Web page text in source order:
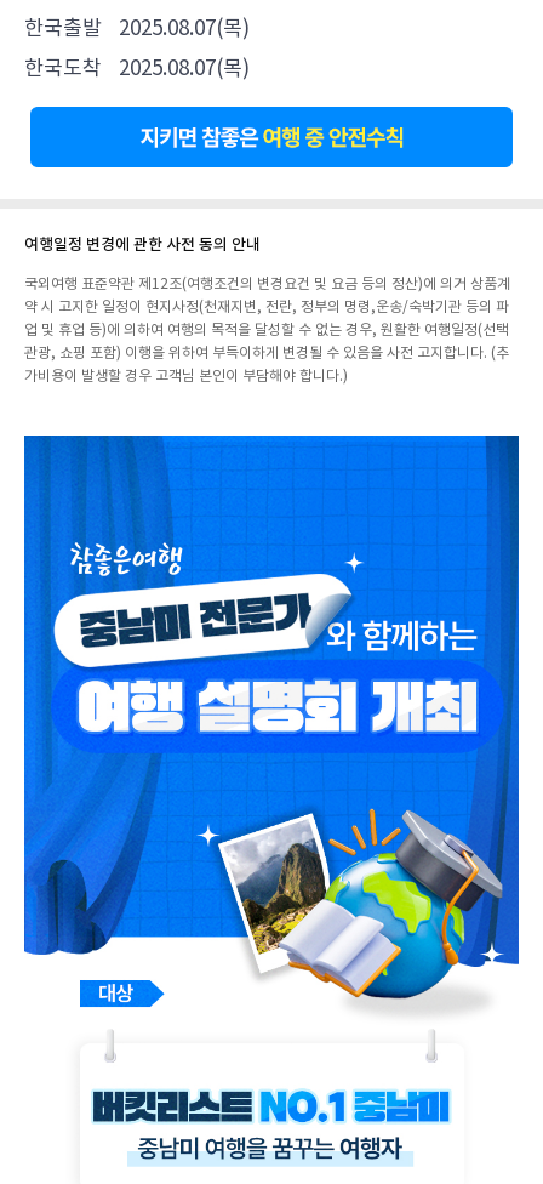
한국출발
2025.08.07(목)
한국도착
2025.08.07(목)
여행일정 변경에 관한 사전 동의 안내
국외여행 표준약관 제12조(여행조건의 변경요건 및 요금 등의 정산)에 의거 상품계
약 시 고지한 일정이 현지사정(천재지변, 전란, 정부의 명령,운송/숙박기관 등의 파
업 및 휴업 등)에 의하여 여행의 목적을 달성할 수 없는 경우, 원활한 여행일정(선택
관광, 쇼핑 포함) 이행을 위하여 부득이하게 변경될 수 있음을 사전 고지합니다. (추
가비용이 발생할 경우 고객님 본인이 부담해야 합니다.)